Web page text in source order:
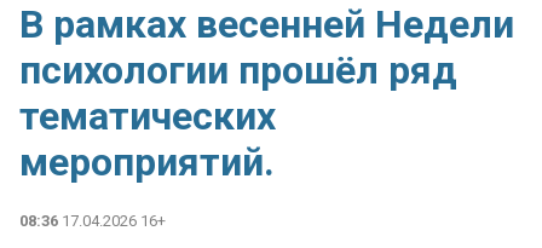
В рамках весенней Недели
психологии прошёл ряд
тематических
мероприятий.
08:36 17.04.2026 16+